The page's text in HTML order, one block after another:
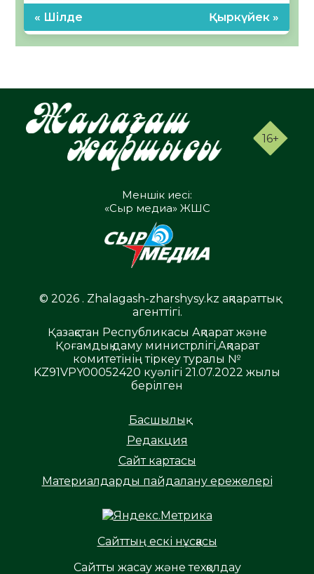
« Шілде Қыркүйек »
16+
Меншік иесі:
«Сыр медиа» ЖШС
© 2026 . Zhalagash-zharshysy.kz ақпараттық
агенттігі.
Қазақстан Республикасы Ақпарат және
Қоғамдық даму министрлігі,Ақпарат
комитетінің тіркеу туралы №
KZ91VPY00052420 куәлігі 21.07.2022 жылы
берілген
Басшылық
Редакция
Сайт картасы
Материалдарды пайдалану ережелері
Сайттың ескі нұсқасы
Сайтты жасау және техқолдау